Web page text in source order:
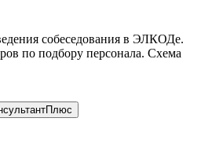
собеседования в ЭЛКОДе.
по подбору персонала. Схема